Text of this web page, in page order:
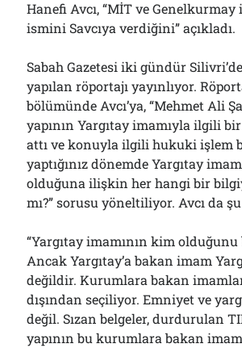
Türkiye 2.0’a Gidiş!..
05/08/2026
03/08/2026
Er Gaziler 20 Gün Sonra Gelen MSB Heyetine
Teröristlere G……yle Güldürdünüz”
Arşivler
Arşivler
Hanefi Avcı, “MİT ve Genelkurmay
ismini Savcıya verdiğini” açıkladı.
Sabah Gazetesi iki gündür
yapılan röportajı yayınlıyor.
bölümünde Avcı’ya, “Mehmet Ali
yapının Yargıtay imamıyla ilgili
attı ve konuyla ilgili hukuki işlem
yaptığınız dönemde Yargıtay
olduğuna ilişkin her hangi bir
mı?” sorusu yöneltiliyor. Avcı da
“Yargıtay imamının kim
Ancak Yargıtay’a bakan imam
değildir. Kurumlara bakan
dışından seçiliyor. Emniyet ve
değil. Sızan belgeler, durdurulan
yapının bu kurumlara bakan